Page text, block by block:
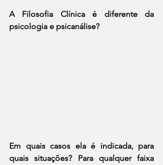
A Filosofia Clínica é diferente da
psicologia e psicanálise?
Em quais casos ela é indicada, para
quais situações? Para qualquer faixa